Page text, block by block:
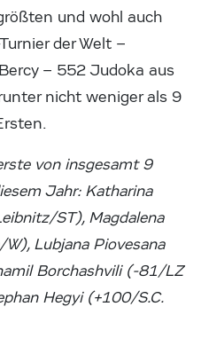
und wohl auch
der Welt –
– 552 Judoka aus
nicht weniger als 9
von insgesamt 9
Jahr: Katharina
ST), Magdalena
Lubjana Piovesana
Borchashvili (-81/LZ
Hegyi (+100/S.C.